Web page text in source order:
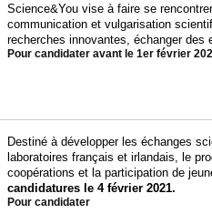
Science&You vise à faire se
communication et vulgarisation
recherches innovantes, échanger des
Pour candidater avant le 1er février
Destiné à développer les échanges
laboratoires français et irlandais, le
coopérations et la participation de
candidatures le 4 février 2021.
Pour candidater